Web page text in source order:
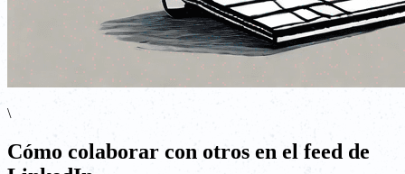
\
Cómo colaborar con otros en el feed de